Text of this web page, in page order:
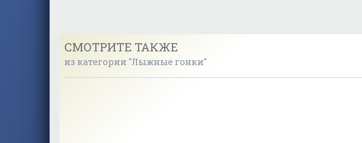
СМОТРИТЕ ТАКЖЕ
из категории "Лыжные гонки"